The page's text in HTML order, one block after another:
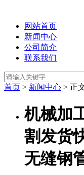
网站首页
新闻中心
公司简介
联系我们
首页 > 新闻中心 > 正
机械加
割发货
无缝钢